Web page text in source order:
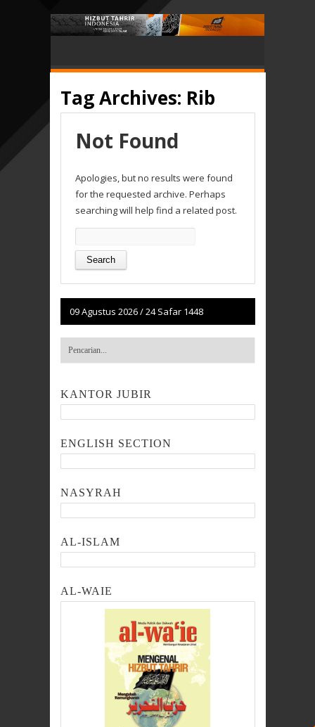
Tag Archives: Rib
Not Found
Apologies, but no results were found
for the requested archive. Perhaps
searching will help find a related post.
for:
09 Agustus 2026/24 Safar 1448
KANTOR JUBIR
ENGLISH SECTION
NASYRAH
AL-ISLAM
AL-WAIE